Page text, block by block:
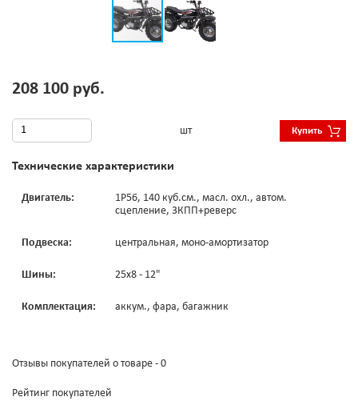
208 100 руб.
шт Купить
Технические характеристики
Двигатель:
1Р56, 140 куб.см., масл. охл., автом.
сцепление, 3КПП+реверс
Подвеска: центральная, моно-амортизатор
Шины: 25х8 - 12"
Комплектация: аккум., фара, багажник
Отзывы покупателей о товаре - 0
Рейтинг покупателей